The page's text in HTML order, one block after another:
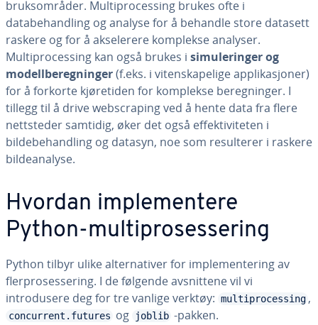
bruksområder. Multiprocessing brukes ofte i
databehandling og analyse for å behandle store datasett
raskere og for å akselerere komplekse analyser.
Multiprocessing kan også brukes i simuleringer og
modellberegninger(f.eks. i vitenskapelige applikasjoner)
for å forkorte kjøretiden for komplekse beregninger. I
tillegg til å drive webscraping ved å hente data fra flere
nettsteder samtidig, øker det også effektiviteten i
bildebehandling og datasyn, noe som resulterer i raskere
bildeanalyse.
Hvordan implementere
Python-multiprosessering
Python tilbyr ulike alternativer for implementering av
flerprosessering. I de følgende avsnittene vil vi
introdusere deg for tre vanlige verktøy: multiprocessing ,
concurrent.futures og joblib -pakken.